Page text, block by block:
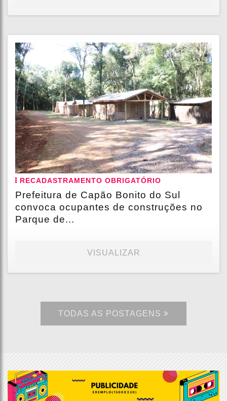
RECADASTRAMENTO OBRIGATÓRIO
Prefeitura de Capão Bonito do Sul
convoca ocupantes de construções no
Parque de...
VISUALIZAR
TODAS AS POSTAGENS